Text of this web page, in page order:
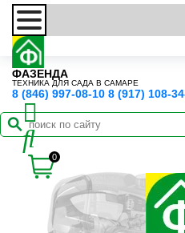
ФАЗЕНДА
ТЕХНИКА ДЛЯ САДА В САМАРЕ
8 (846) 997-08-10 8 (917) 108-
0